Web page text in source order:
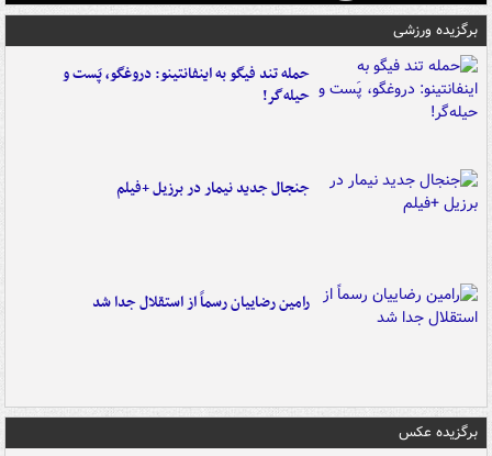
برگزیده ورزشی
حمله تند فیگو به اینفانتینو: دروغگو، پَست‌ و
حیله‌گر!
جنجال جدید نیمار در برزیل +فیلم
رامین رضاییان رسماً از استقلال جدا شد
برگزیده عکس